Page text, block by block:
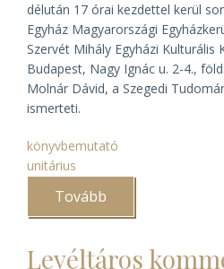
délután 17 órai kezdettel kerül
Egyház Magyarországi
Szervét Mihály Egyházi Kulturális
Budapest, Nagy Ignác u. 2-4.,
Molnár Dávid, a Szegedi
ismerteti.
könyvbemutató
unitárius
Tovább
püspöki
rendszere)
Levéltáros